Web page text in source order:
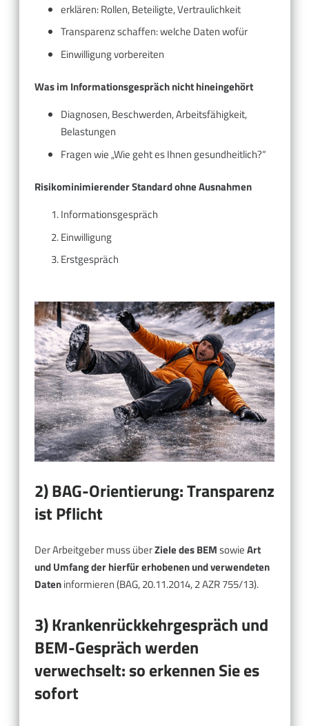
erklären: Rollen, Beteiligte, Vertraulichkeit
Transparenz schaffen: welche Daten wofür
Einwilligung vorbereiten
Was im Informationsgespräch nicht hineingehört
Diagnosen, Beschwerden, Arbeitsfähigkeit,
Belastungen
Fragen wie „Wie geht es Ihnen gesundheitlich?“
Risikominimierender Standard ohne Ausnahmen
Informationsgespräch
Einwilligung
Erstgespräch
2) BAG-Orientierung: Transparenz
ist Pflicht
Der Arbeitgeber muss überZiele des BEMsowieArt
und Umfang der hierfür erhobenen und verwendeten
Dateninformieren (BAG, 20.11.2014, 2 AZR 755/13).
3) Krankenrückkehrgespräch und
BEM-Gespräch werden
verwechselt: so erkennen Sie es
sofort